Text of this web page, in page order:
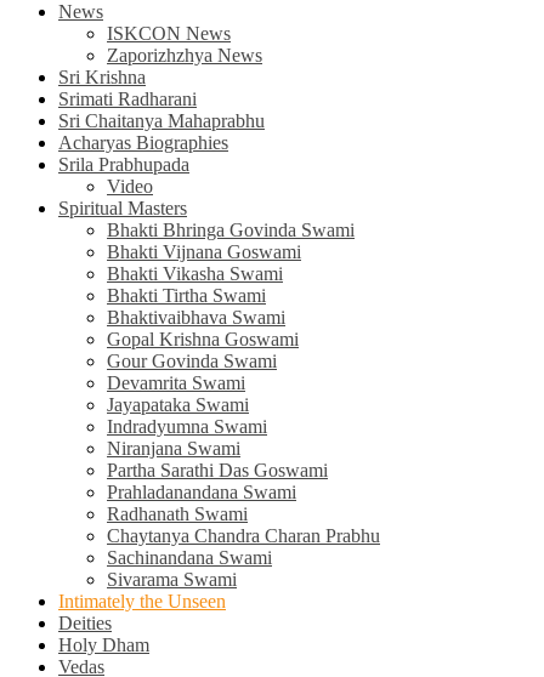
News
ISKCON News
Zaporizhzhya News
Sri Krishna
Srimati Radharani
Sri Chaitanya Mahaprabhu
Acharyas Biographies
Srila Prabhupada
Video
Spiritual Masters
Bhakti Bhringa Govinda Swami
Bhakti Vijnana Goswami
Bhakti Vikasha Swami
Bhakti Tirtha Swami
Bhaktivaibhava Swami
Gopal Krishna Goswami
Gour Govinda Swami
Devamrita Swami
Jayapataka Swami
Indradyumna Swami
Niranjana Swami
Partha Sarathi Das Goswami
Prahladanandana Swami
Radhanath Swami
Chaytanya Chandra Charan Prabhu
Sachinandana Swami
Sivarama Swami
Intimately the Unseen
Deities
Holy Dham
Vedas